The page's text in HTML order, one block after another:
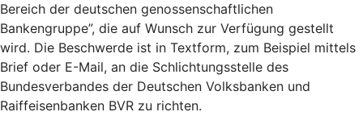
Bereich der deutschen genossenschaftlichen
Bankengruppe”, die auf Wunsch zur Verfügung gestellt
wird. Die Beschwerde ist in Textform, zum Beispiel mittels
Brief oder E-Mail, an die Schlichtungsstelle des
Bundesverbandes der Deutschen Volksbanken und
Raiffeisenbanken BVR zu richten.